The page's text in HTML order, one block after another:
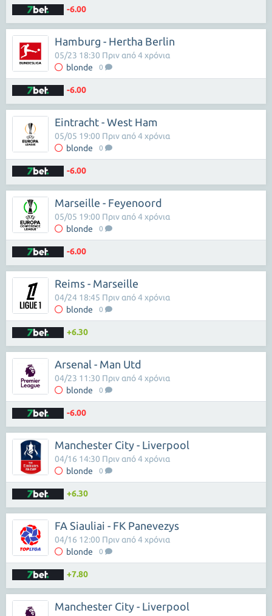
-6.00
Hamburg - Hertha Berlin
blonde 0
05/23 18:30 Πριν από 4 χρόνια
-6.00
Eintracht - West Ham
blonde 0
05/05 19:00 Πριν από 4 χρόνια
-6.00
Marseille - Feyenoord
blonde 0
05/05 19:00 Πριν από 4 χρόνια
-6.00
Reims - Marseille
blonde 0
04/24 18:45 Πριν από 4 χρόνια
+6.30
Arsenal - Man Utd
blonde 0
04/23 11:30 Πριν από 4 χρόνια
-6.00
Manchester City - Liverpool
blonde 0
04/16 14:30 Πριν από 4 χρόνια
+6.30
FA Siauliai - FK Panevezys
blonde 0
04/16 12:00 Πριν από 4 χρόνια
+7.80
Manchester City - Liverpool